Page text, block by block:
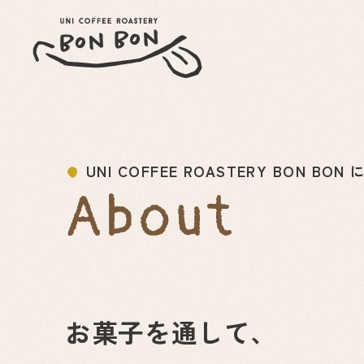
UNI COFFEE ROASTERY BON BON
About
お菓子を通して、